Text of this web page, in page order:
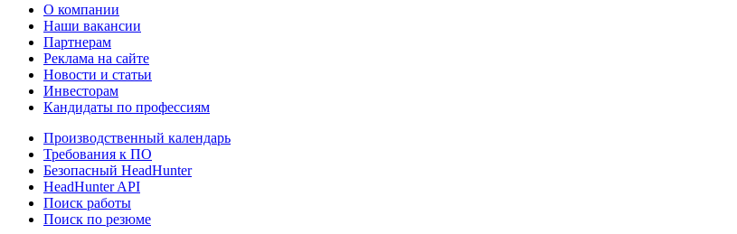
О компании
Наши вакансии
Партнерам
Реклама на сайте
Новости и статьи
Инвесторам
Кандидаты по профессиям
Производственный календарь
Требования к ПО
Безопасный HeadHunter
HeadHunter API
Поиск работы
Поиск по резюме